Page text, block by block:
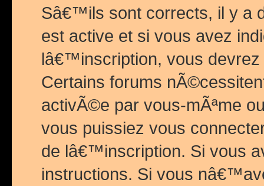
Sâ€™ils sont corrects, il y a
est active et si vous avez
lâ€™inscription, vous
Certains forums
activÃ©e par vous-mÃªme
vous puissiez vous
de lâ€™inscription. Si vous
instructions. Si vous